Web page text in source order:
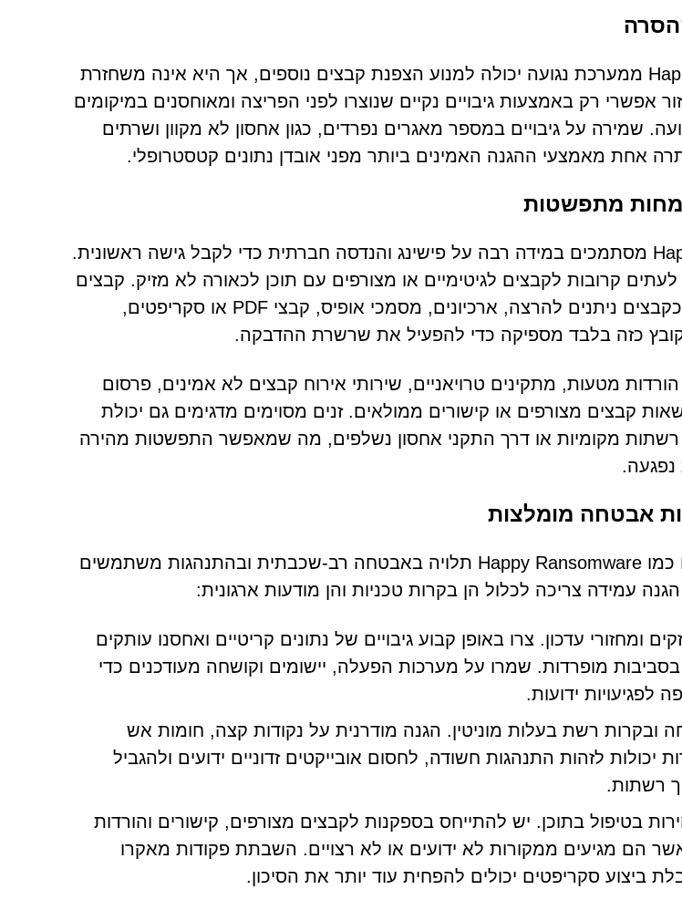
הסרת Happy Ransomware ממערכת נגועה יכולה למנוע הצפנת קבצים נוספים, אך היא אינה משחזרת
אפשרי רק באמצעות גיבויים נקיים שנוצרו לפני הפריצה ומאוחסנים במיקומים
שמירה על גיבויים במספר מאגרים נפרדים, כגון אחסון לא מקוון ושרתים
אחת מאמצעי ההגנה האמינים ביותר מפני אובדן נתונים קטסטרופלי.
מתפשטות
המפעילים שמאחורי Happy מסתמכים במידה רבה על פישינג והנדסה חברתית כדי לקבל גישה ראשונית.
לעתים קרובות לקבצים לגיטימיים או מצורפים עם תוכן לכאורה לא מזיק. קבצים
מדבקים עשויים להופיע כקבצים ניתנים להרצה, ארכיונים, מסמכי אופיס, קבצי PDF או סקריפטים,
כזה בלבד מספיקה כדי להפעיל את שרשרת ההדבקה.
מטעות, מתקינים טרויאניים, שירותי אירוח קבצים לא אמינים, פרסום
קבצים מצורפים או קישורים ממולאים. זנים מסוימים מדגימים גם יכולת
מקומיות או דרך התקני אחסון נשלפים, מה שמאפשר התפשטות מהירה
אבטחה מומלצות
הגנה יעילה מפני איומים כמו Happy Ransomware תלויה באבטחה רב-שכבתית ובהתנהגות משתמשים
עמידה צריכה לכלול הן בקרות טכניות והן מודעות ארגונית:
ומחזורי עדכון. צרו באופן קבוע גיבויים של נתונים קריטיים ואחסנו עותקים
מופרדות. שמרו על מערכות הפעלה, יישומים וקושחה מעודכנים כדי
ידועות.
ובקרות רשת בעלות מוניטין. הגנה מודרנית על נקודות קצה, חומות אש
יכולות לזהות התנהגות חשודה, לחסום אובייקטים זדוניים ידועים ולהגביל
רשתות.
בטיפול בתוכן. יש להתייחס בספקנות לקבצים מצורפים, קישורים והורדות
הם מגיעים ממקורות לא ידועים או לא רצויים. השבתת פקודות מאקרו
ביצוע סקריפטים יכולים להפחית עוד יותר את הסיכון.